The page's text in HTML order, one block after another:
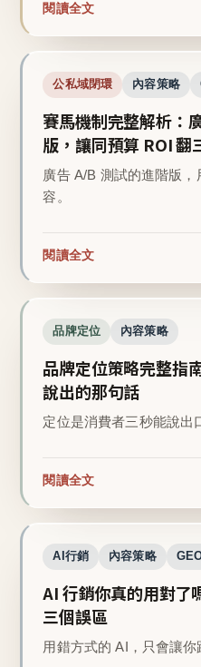
閱讀全文
公私域閉環 內容策略
賽馬機制完整解析：
版，讓同預算 ROI 翻
廣告 A/B 測試的進階版
容。
閱讀全文
品牌定位 內容策略
品牌定位策略完整指
說出的那句話
定位是消費者三秒能說出
閱讀全文
AI行銷 內容策略
AI 行銷你真的用對了
三個誤區
用錯方式的 AI，只會讓你